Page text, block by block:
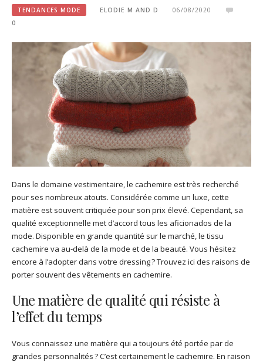
TENDANCES MODE ELODIE M AND D
06/08/2020
0
Dans le domaine vestimentaire, le cachemire est très recherché
pour ses nombreux atouts. Considérée comme un luxe, cette
matière est souvent critiquée pour son prix élevé. Cependant, sa
qualité exceptionnelle met d’accord tous les aficionados de la
mode. Disponible en grande quantité sur le marché, le tissu
cachemire va au-delà de la mode et de la beauté. Vous hésitez
encore à l’adopter dans votre dressing ? Trouvez ici des raisons de
porter souvent des vêtements en cachemire.
Une matière de qualité qui résiste à
l’effet du temps
Vous connaissez une matière qui a toujours été portée par de
grandes personnalités ? C’est certainement le cachemire. En raison